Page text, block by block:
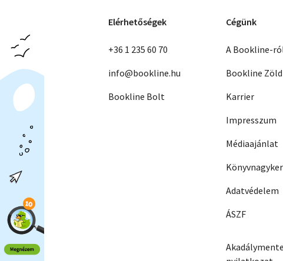
Elérhetőségek
+36 1 235 60 70
info@bookline.hu
Bookline Bolt
Cégünk
A Bookline-
Bookline Zöld
Karrier
Impresszum
Médiaajánlat
Adatvédelem
ÁSZF